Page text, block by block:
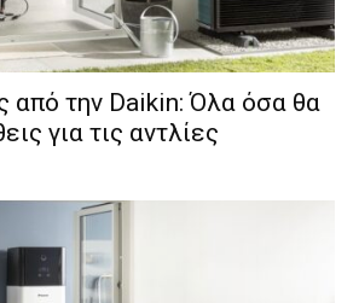
από την Daikin: Όλα όσα θα
για τις αντλίες